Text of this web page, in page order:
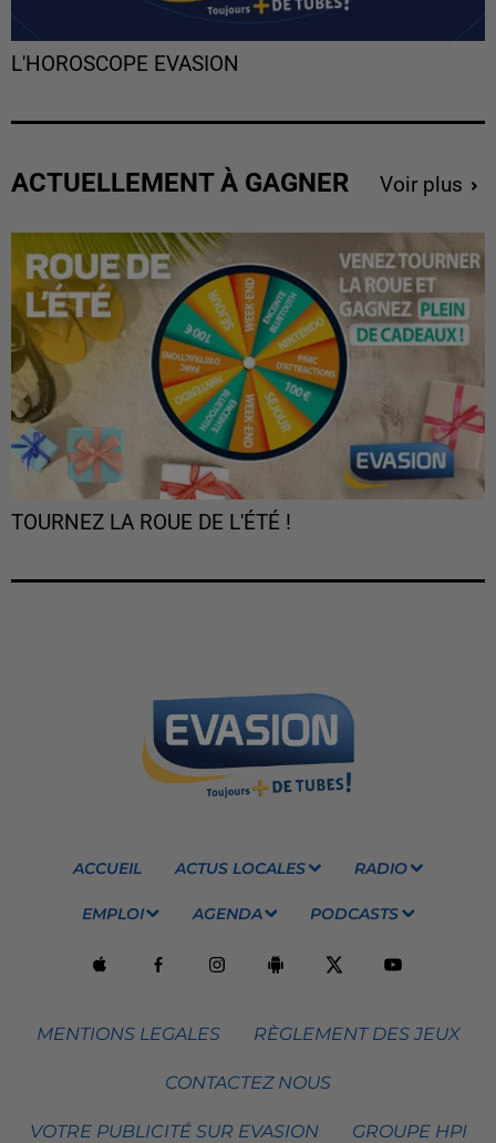
L'HOROSCOPE EVASION
ACTUELLEMENT À GAGNER Voir plus
TOURNEZ LA ROUE DE L'ÉTÉ !
ACCUEIL ACTUS LOCALES RADIO
EMPLOI AGENDA PODCASTS
MENTIONS LEGALES RÈGLEMENT DES JEUX
CONTACTEZ NOUS
VOTRE PUBLICITÉ SUR EVASION GROUPE HPI